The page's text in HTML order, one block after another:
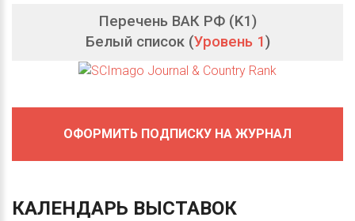
Перечень ВАК РФ (K1)
Белый список (Уровень 1)
ОФОРМИТЬ ПОДПИСКУ НА ЖУРНАЛ
КАЛЕНДАРЬ ВЫСТАВОК